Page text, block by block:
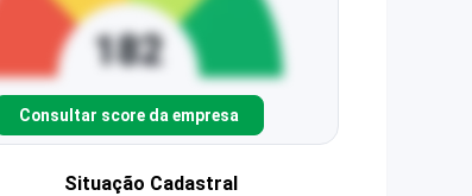
Consultar score da empresa
Situação Cadastral